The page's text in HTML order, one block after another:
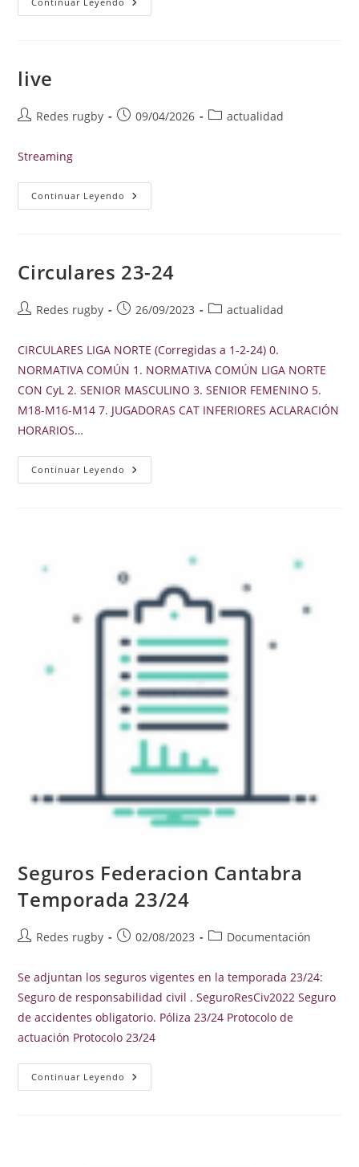
Ordizia
live
Autor
la
entrada:
Redes rugby
Publicación
09/04/2026
Categoría
actualidad
Streaming
Continuar Leyendo Live
Circulares 23-24
Autor
la
entrada:
Redes rugby
Publicación
la
entrada:
26/09/2023
Categoría
entrada:
actualidad
CIRCULARES LIGA NORTE (Corregidas a 1-2-24) 0.
NORMATIVA COMÚN 1. NORMATIVA COMÚN LIGA NORTE
CON CyL 2. SENIOR MASCULINO 3. SENIOR FEMENINO 5.
M18-M16-M14 7. JUGADORAS CAT INFERIORES ACLARACIÓN
HORARIOS…
Continuar Leyendo Circulares
23-
Seguros Federacion Cantabra
Temporada 23/24
Autor
la
entrada:
Redes rugby
Publicación
entrada:
02/08/2023
Categoría
la
entrada:
Documentación
Se adjuntan los seguros vigentes en la temporada 23/24:
Seguro de responsabilidad civil . SeguroResCiv2022 Seguro
de accidentes obligatorio. Póliza 23/24 Protocolo de
actuación Protocolo 23/24
Continuar Leyendo Seguros
Federacion